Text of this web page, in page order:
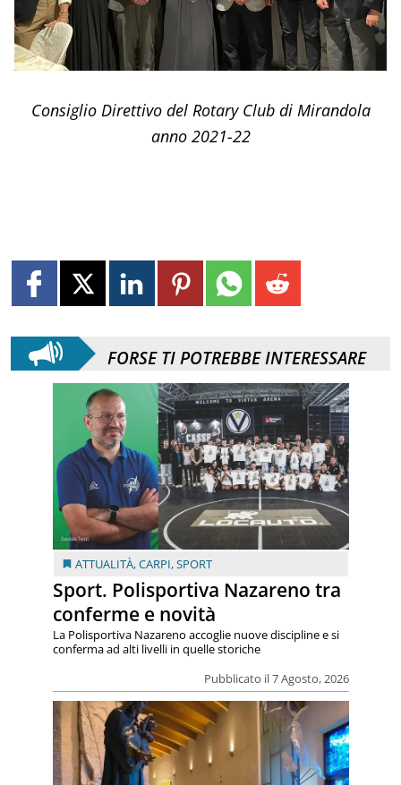
Consiglio Direttivo del Rotary Club di Mirandola
anno 2021-22
FORSE TI POTREBBE INTERESSARE
ATTUALITÀ,CARPI,SPORT
Sport. Polisportiva Nazareno tra
conferme e novità
Pubblicato il 7 Agosto, 2026
La Polisportiva Nazareno accoglie nuove discipline e si
conferma ad alti livelli in quelle storiche